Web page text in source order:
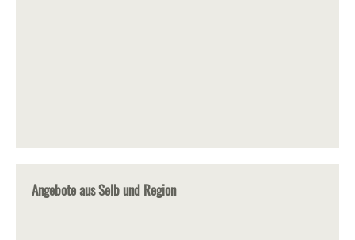
Angebote aus Selb und Region